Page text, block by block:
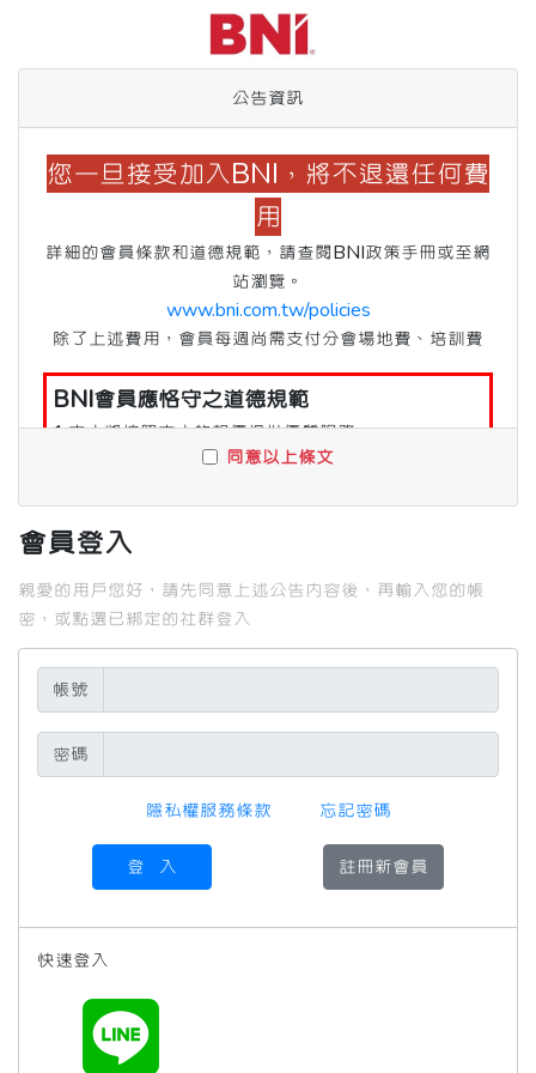
公告資訊
您一旦接受加入BNI，將不退還任何費
用
詳細的會員條款和道德規範，請查閱BNI政策手冊或至網
站瀏覽。
www.bni.com.tw/policies
除了上述費用，會員每週尚需支付分會場地費、培訓費
BNI會員應恪守之道德規範
1.本人將按照本人的報價提供優質服務。
2.本人願意以誠信的態度，對待會員及他們引薦的人
商譽與信任。
4.本人願意對本人接收到的引薦業務承擔跟進之責任。
5.本人願意以積極的態度全力支持BNI會員。
6本人願意遵守本人所屬行業之職業道德規範。
(*職業道德規範有明文規定之內容，可取代上述之道德
規範)
在接受BNI的同時，本人同意在參加組織期間遵守上述
之道德規範。
本人同意BNI網站顯示本人公司的詳細資料。
任何商務活動成功之關鍵，在於良好的培訓。因此，本
同意以上條文
會員登入
親愛的用戶您好，請先同意上述公告內容後，再輸入您的帳
密，或點選已綁定的社群登入
帳號
密碼
隱私權服務條款 忘記密碼
登 入 註冊新會員
快速登入